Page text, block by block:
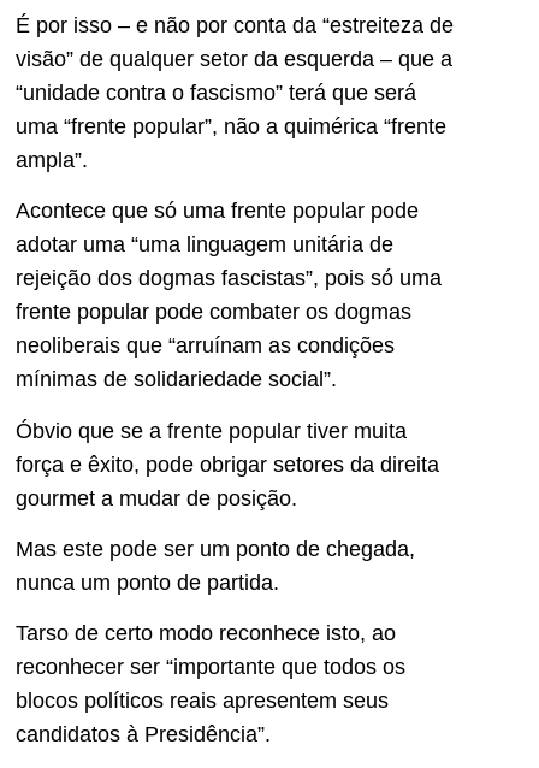
É por isso – e não por conta da “estreiteza de
visão” de qualquer setor da esquerda – que a
“unidade contra o fascismo” terá que será
uma “frente popular”, não a quimérica “frente
ampla”.
Acontece que só uma frente popular pode
adotar uma “uma linguagem unitária de
rejeição dos dogmas fascistas”, pois só uma
frente popular pode combater os dogmas
neoliberais que “arruínam as condições
mínimas de solidariedade social”.
Óbvio que se a frente popular tiver muita
força e êxito, pode obrigar setores da direita
gourmet a mudar de posição.
Mas este pode ser um ponto de chegada,
nunca um ponto de partida.
Tarso de certo modo reconhece isto, ao
reconhecer ser “importante que todos os
blocos políticos reais apresentem seus
candidatos à Presidência”.